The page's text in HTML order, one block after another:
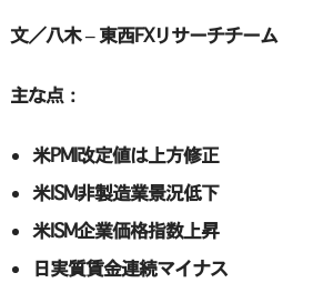
文／八木 – 東西FXリサーチチーム
主な点：
米PMI改定値は上方修正
米ISM非製造業景況低下
米ISM企業価格指数上昇
日実質賃金連続マイナス